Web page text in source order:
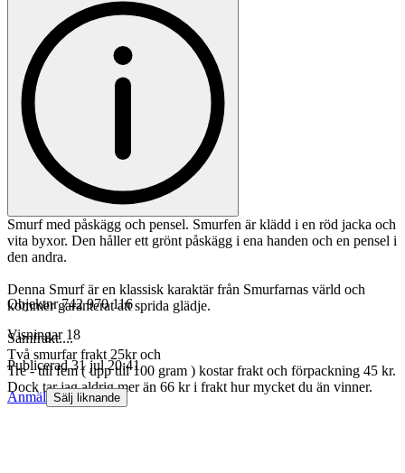
Smurf med påskägg och pensel. Smurfen är klädd i en röd jacka och
vita byxor. Den håller ett grönt påskägg i ena handen och en pensel i
den andra.
Denna Smurf är en klassisk karaktär från Smurfarnas värld och
kommer garanterat att sprida glädje.
Samfrakt....
Två smurfar frakt 25kr och
Tre - till fem ( upp till 100 gram ) kostar frakt och förpackning 45 kr.
Dock tar jag aldrig mer än 66 kr i frakt hur mycket du än vinner.
Objektnr 742 970 116
Visningar 18
Publicerad 31 jul 20:41
Anmäl Sälj liknande